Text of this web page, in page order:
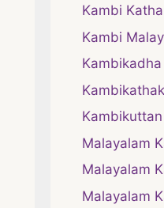
Kambi
Kambi
Kambikadha
Kambikuttan
Malayalam
Malayalam
Malayalam